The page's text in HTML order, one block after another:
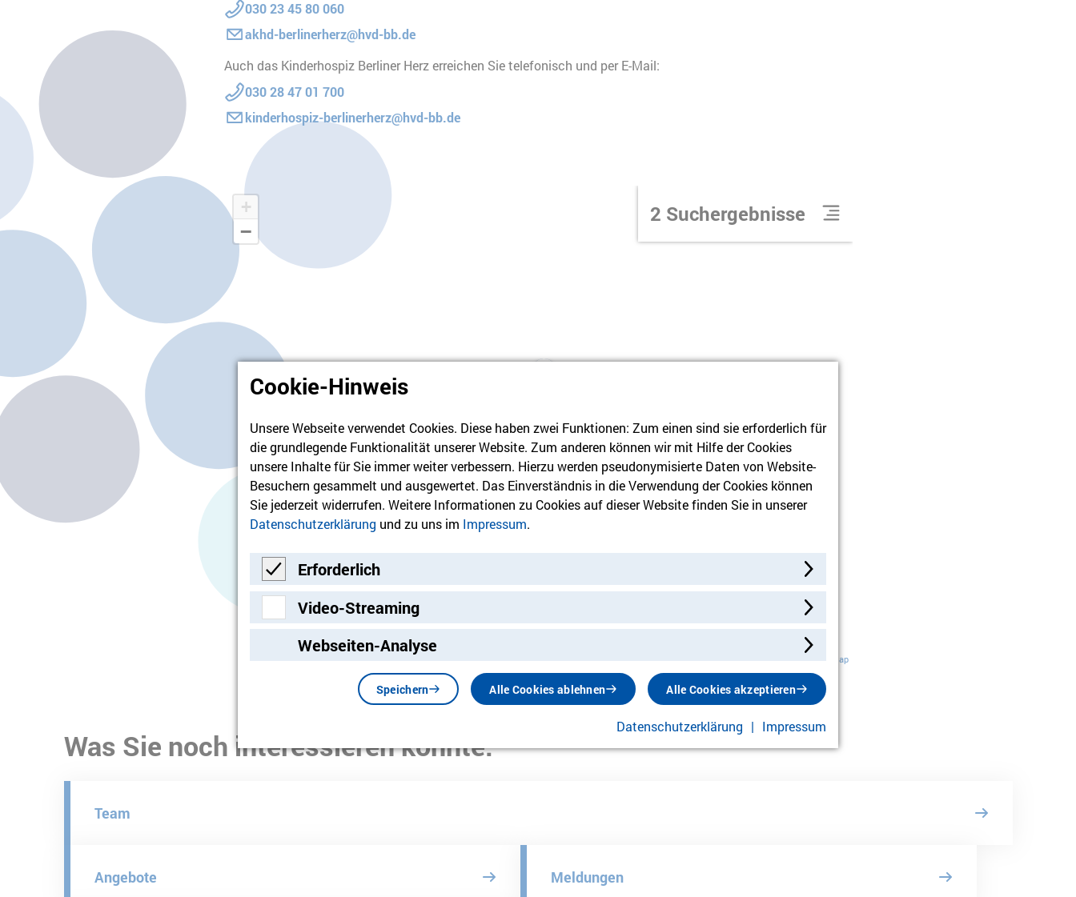
030 23 45 80 060
akhd-berlinerherz@hvd-bb.de
Auch das Kinderhospiz Berliner Herz erreichen Sie telefonisch und per E-Mail:
030 28 47 01 700
kinderhospiz-berlinerherz@hvd-bb.de
+
−
Leaflet |©OpenStreetMap
2 Suchergebnisse
Was Sie noch interessieren könnte:
Team
Angebote Meldungen
Cookie-Hinweis
Unsere Webseite verwendet Cookies. Diese haben zwei Funktionen: Zum einen sind sie erforderlich für
die grundlegende Funktionalität unserer Website. Zum anderen können wir mit Hilfe der Cookies
unsere Inhalte für Sie immer weiter verbessern. Hierzu werden pseudonymisierte Daten von Website-
Besuchern gesammelt und ausgewertet. Das Einverständnis in die Verwendung der Cookies können
Sie jederzeit widerrufen. Weitere Informationen zu Cookies auf dieser Website finden Sie in unserer
Datenschutzerklärung und zu uns im Impressum.
Erforderlich
Erforderlich
Video-Streaming
Video-Streaming
Webseiten-Analyse
Speichern Alle Cookies ablehnen Alle Cookies akzeptieren
Datenschutzerklärung Impressum